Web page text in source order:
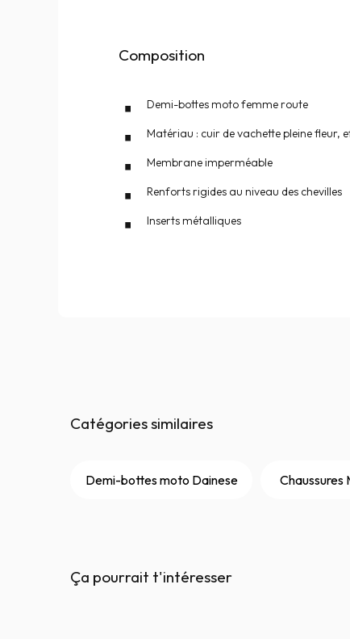
Composition
Demi-bottes moto femme route
Matériau : cuir de vachette pleine fleur,
Membrane imperméable
Renforts rigides au niveau des chevilles
Inserts métalliques
Catégories similaires
Demi-bottes moto Dainese Chaussures
Ça pourrait t'intéresser